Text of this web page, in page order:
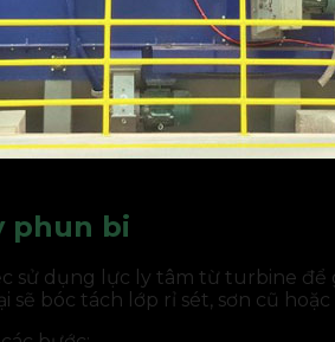
phun bi
sử dụng lực ly tâm từ turbine
sẽ bóc tách lớp rỉ sét, sơn cũ